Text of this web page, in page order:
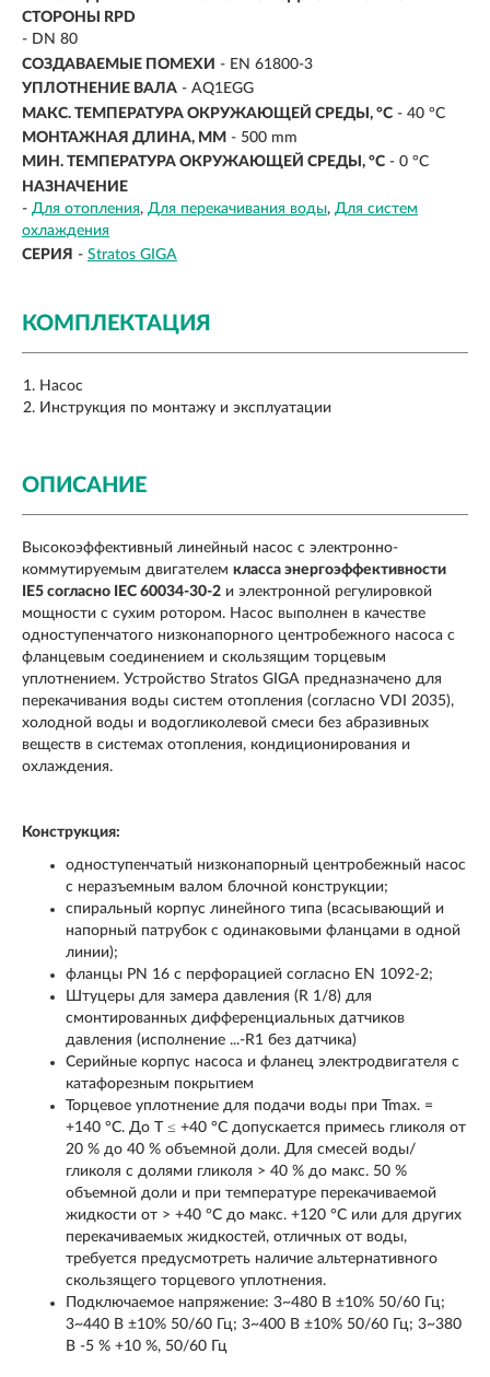
СТОРОНЫ RPD
- DN 80
СОЗДАВАЕМЫЕ ПОМЕХИ - EN 61800-3
УПЛОТНЕНИЕ ВАЛА - AQ1EGG
МАКС. ТЕМПЕРАТУРА ОКРУЖАЮЩЕЙ СРЕДЫ, °C - 40 °C
МОНТАЖНАЯ ДЛИНА, ММ - 500 mm
МИН. ТЕМПЕРАТУРА ОКРУЖАЮЩЕЙ СРЕДЫ, °C - 0 °C
НАЗНАЧЕНИЕ
- Для отопления Для перекачивания воды Для систем
охлаждения
СЕРИЯ - Stratos GIGA
КОМПЛЕКТАЦИЯ
Насос
Инструкция по монтажу и эксплуатации
ОПИСАНИЕ
Высокоэффективный линейный насос с электронно-
коммутируемым двигателем класса энергоэффективности
IE5 согласно IEC 60034-30-2 и электронной регулировкой
мощности с сухим ротором. Насос выполнен в качестве
одноступенчатого низконапорного центробежного насоса с
фланцевым соединением и скользящим торцевым
уплотнением. Устройство Stratos GIGA предназначено для
перекачивания воды систем отопления (согласно VDI 2035),
холодной воды и водогликолевой смеси без абразивных
веществ в системах отопления, кондиционирования и
охлаждения.
Конструкция:
одноступенчатый низконапорный центробежный насос
с неразъемным валом блочной конструкции;
спиральный корпус линейного типа (всасывающий и
напорный патрубок с одинаковыми фланцами в одной
линии);
фланцы PN 16 с перфорацией согласно EN 1092-2;
Штуцеры для замера давления (R 1/8) для
смонтированных дифференциальных датчиков
давления (исполнение ...-R1 без датчика)
Серийные корпус насоса и фланец электродвигателя с
катафорезным покрытием
Торцевое уплотнение для подачи воды при Tmax. =
+140 °C. До T ≤ +40 °C допускается примесь гликоля от
20 % до 40 % объемной доли. Для смесей воды/
гликоля с долями гликоля > 40 % до макс. 50 %
объемной доли и при температуре перекачиваемой
жидкости от > +40 °C до макс. +120 °C или для других
перекачиваемых жидкостей, отличных от воды,
требуется предусмотреть наличие альтернативного
скользящего торцевого уплотнения.
Подключаемое напряжение: 3~480 В ±10% 50/60 Гц;
3~440 В ±10% 50/60 Гц; 3~400 В ±10% 50/60 Гц; 3~380
В -5 % +10 %, 50/60 Гц